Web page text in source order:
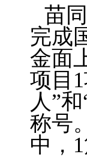
苗
完成
金面
项目
人”
称号
中，